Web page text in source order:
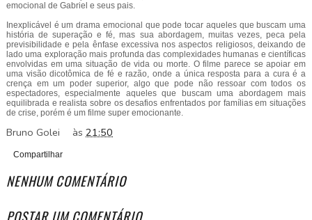
emocional de Gabriel e seus pais.
Inexplicável é um drama emocional que pode tocar aqueles que buscam uma
história de superação e fé, mas sua abordagem, muitas vezes, peca pela
previsibilidade e pela ênfase excessiva nos aspectos religiosos, deixando de
lado uma exploração mais profunda das complexidades humanas e científicas
envolvidas em uma situação de vida ou morte. O filme parece se apoiar em
uma visão dicotômica de fé e razão, onde a única resposta para a cura é a
crença em um poder superior, algo que pode não ressoar com todos os
espectadores, especialmente aqueles que buscam uma abordagem mais
equilibrada e realista sobre os desafios enfrentados por famílias em situações
de crise, porém é um filme super emocionante.
Bruno Golei às21:50
Compartilhar
NENHUM COMENTÁRIO
POSTAR UM COMENTÁRIO